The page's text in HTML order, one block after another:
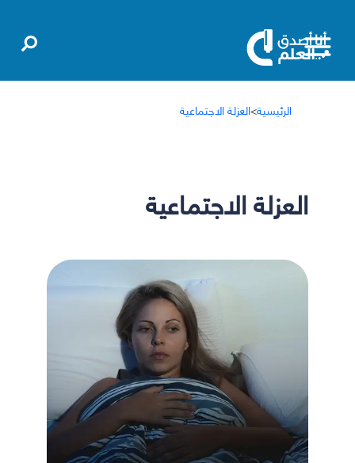
الرئيسية>العزلة الاجتماعية
العزلة الاجتماعية